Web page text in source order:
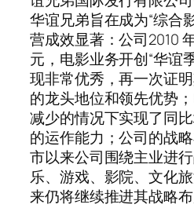
华谊兄弟旨在成为“综合
营成效显著：公司2010
元，电影业务开创“华谊
现非常优秀，再一次证
的龙头地位和领先优势
减少的情况下实现了同
的运作能力；公司的战
市以来公司围绕主业进
乐、游戏、影院、文化
来仍将继续推进其战略